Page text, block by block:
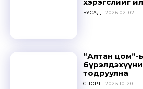
хэрэгслийг
БУСАД 2026-02-02
“Алтан цом”-
тодруулна
СПОРТ 2025-10-20